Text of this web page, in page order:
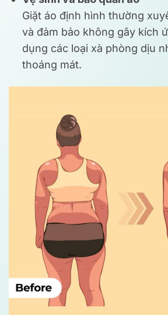
Giặt áo định hình thường
và đảm bảo không gây kích
dụng các loại xà phòng dịu
thoáng mát.